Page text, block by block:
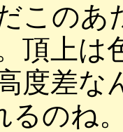
このあ
頂上は
度差な
るのね